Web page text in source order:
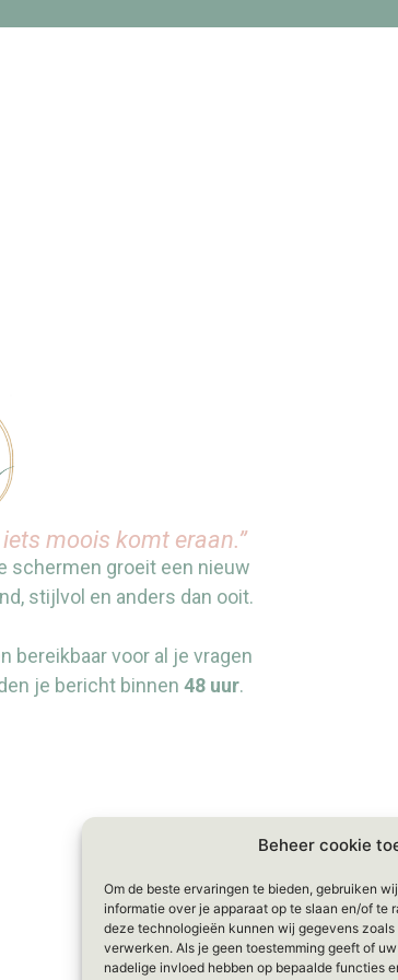
Beheer cookie
Om de beste ervaringen te bieden, gebruiken
informatie over je apparaat op te slaan en/of te
deze technologieën kunnen wij gegevens
verwerken. Als je geen toestemming geeft of
nadelige invloed hebben op bepaalde functies
moois komt eraan.”
schermen groeit een nieuw
stijlvol en anders dan ooit.
bereikbaar voor al je vragen
je bericht binnen 48 uur.